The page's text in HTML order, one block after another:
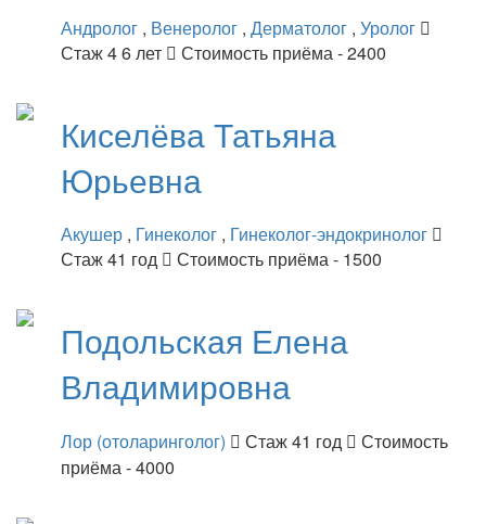
Андролог , Венеролог , Дерматолог , Уролог
Стаж 4 6 лет
Стоимость приёма - 2400
КиселёваТатьяна
Юрьевна
Акушер , Гинеколог , Гинеколог-эндокринолог
Стаж 41 год
Стоимость приёма - 1500
Подольская Елена
Владимировна
Лор (отоларинголог) Стаж 41 год
Стоимость
приёма - 4000